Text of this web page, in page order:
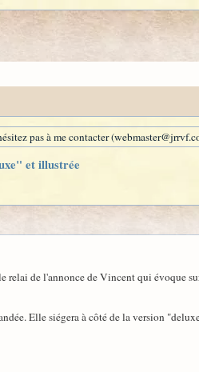
pas à me contacter
et illustrée
relai de l'annonce de Vincent qui évoque
Elle siégera à côté de la version